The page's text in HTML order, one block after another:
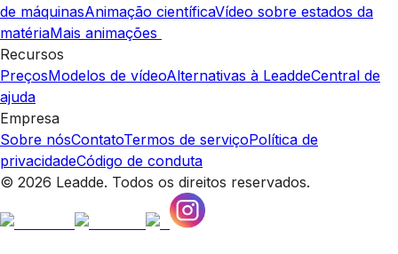
de máquinasAnimação científicaVídeo sobre estados da
matériaMais animações
Recursos
PreçosModelos de vídeoAlternativas à LeaddeCentral de
ajuda
Empresa
Sobre nósContatoTermos de serviçoPolítica de
privacidadeCódigo de conduta
© 2026 Leadde. Todos os direitos reservados.